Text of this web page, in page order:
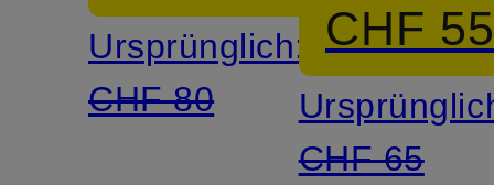
Ursprünglich:
CHF 80
CHF
CHF 65